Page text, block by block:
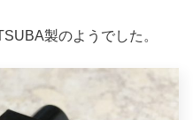
製のようでした。